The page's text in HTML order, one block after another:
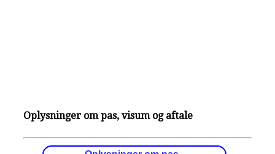
Oplysninger om pas, visum og aftale